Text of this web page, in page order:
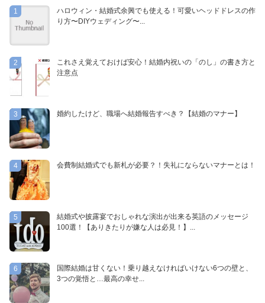
1
ハロウィン・結婚式余興でも使える！可愛いヘッドドレスの作
り方〜DIYウェディング〜...
2
これさえ覚えておけば安心！結婚内祝いの「のし」の書き方と
注意点
3 婚約したけど、職場へ結婚報告すべき？【結婚のマナー】
4 会費制結婚式でも新札が必要？！失礼にならないマナーとは！
5
結婚式や披露宴でおしゃれな演出が出来る英語のメッセージ
100選！【ありきたりが嫌な人は必見！】...
6
国際結婚は甘くない！乗り越えなければいけない6つの壁と、
3つの覚悟と…最高の幸せ...